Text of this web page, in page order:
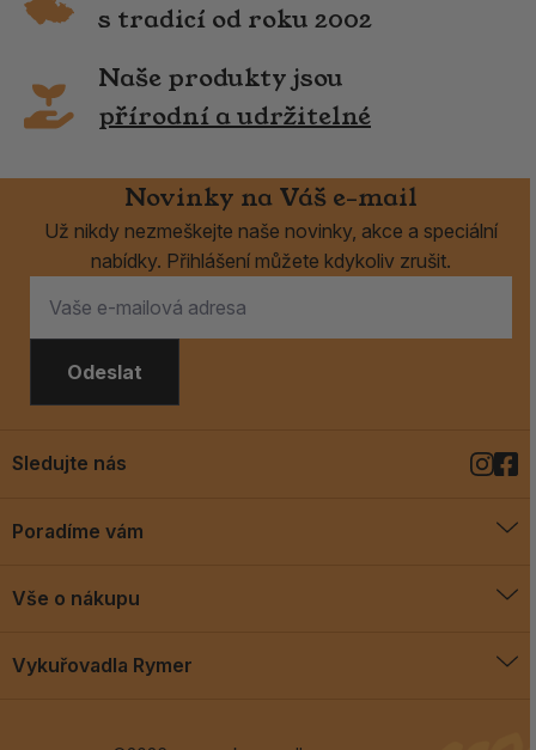
s tradicí od roku 2002
Naše produkty jsou
přírodní a udržitelné
Novinky na Váš e-mail
Už nikdy nezmeškejte naše novinky, akce a speciální
nabídky. Přihlášení můžete kdykoliv zrušit.
Odeslat
Poradíme vám
Blog
Vše o nákupu
Vykuřovadla Rymer
Sledujte nás